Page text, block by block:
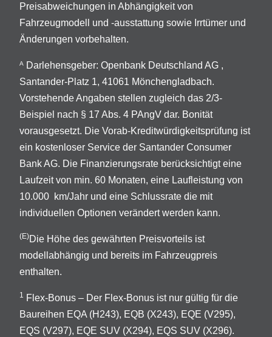
Preisabweichungen in Abhängigkeit von
Fahrzeugmodell und -ausstattung sowie Irrtümer und
Änderungen vorbehalten.
A
Darlehensgeber: Openbank Deutschland AG ,
Santander-Platz 1, 41061 Mönchengladbach.
Vorstehende Angaben stellen zugleich das 2/3-
Beispiel nach § 17 Abs. 4 PAngV dar. Bonität
vorausgesetzt. Die Vorab-Kreditwürdigkeitsprüfung ist
ein kostenloser Service der Santander Consumer
Bank AG. Die Finanzierungsrate berücksichtigt eine
Laufzeit von min. 60 Monaten, eine Laufleistung von
10.000 km/Jahr und eine Schlussrate die mit
individuellen Optionen verändert werden kann.
(E)Die Höhe des gewährten Preisvorteils ist
modellabhängig und bereits im Fahrzeugpreis
enthalten.
1 Flex-Bonus – Der Flex-Bonus ist nur gültig für die
Baureihen EQA (H243), EQB (X243), EQE (V295),
EQS (V297), EQE SUV (X294), EQS SUV (X296).